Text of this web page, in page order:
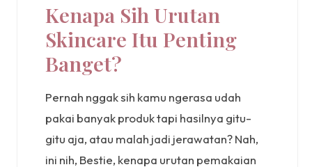
Kenapa Sih Urutan
Skincare Itu Penting
Banget?
Pernah nggak sih kamu ngerasa udah
pakai banyak produk tapi hasilnya gitu-
gitu aja, atau malah jadi jerawatan? Nah,
ini nih, Bestie, kenapa urutan pemakaian